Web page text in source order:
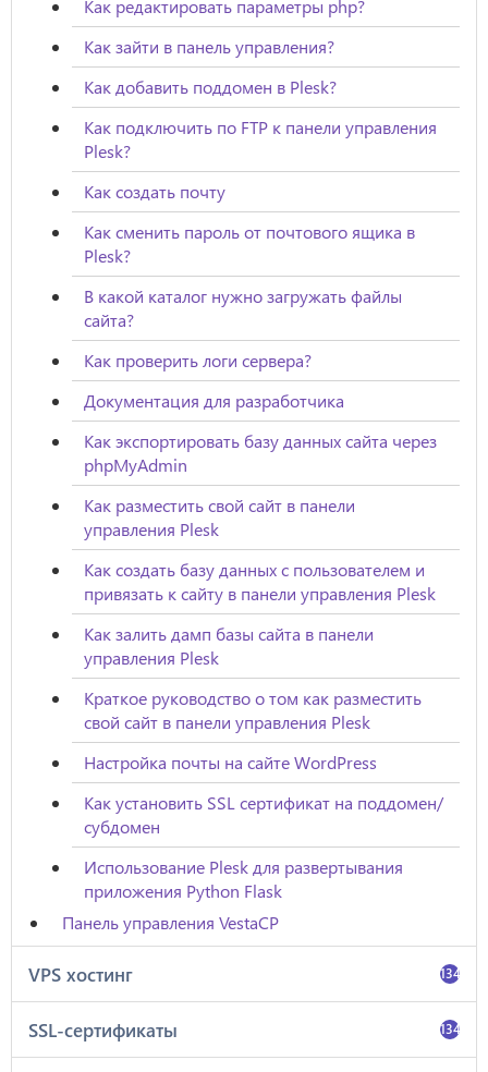
Как редактировать параметры php?
Как зайти в панель управления?
Как добавить поддомен в Plesk?
Как подключить по FTP к панели управления
Plesk?
Как создать почту
Как сменить пароль от почтового ящика в
Plesk?
В какой каталог нужно загружать файлы
сайта?
Как проверить логи сервера?
Документация для разработчика
Как экспортировать базу данных сайта через
phpMyAdmin
Как разместить свой сайт в панели
управления Plesk
Как создать базу данных с пользователем и
привязать к сайту в панели управления Plesk
Как залить дамп базы сайта в панели
управления Plesk
Краткое руководство о том как разместить
свой сайт в панели управления Plesk
Настройка почты на сайте WordPress
Как установить SSL сертификат на поддомен/
субдомен
Использование Plesk для развертывания
приложения Python Flask
Панель управления VestaCP
VPS хостинг 134
SSL-сертификаты 134